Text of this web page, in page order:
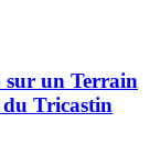
sur un Terrain
du Tricastin